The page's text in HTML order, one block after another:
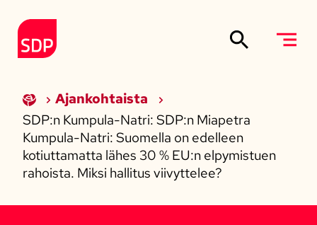
Etusivulle
Ajankohtaista
SDP:n Kumpula-Natri: SDP:n Miapetra
Kumpula-Natri: Suomella on edelleen
kotiuttamatta lähes 30 % EU:n elpymistuen
rahoista. Miksi hallitus viivyttelee?